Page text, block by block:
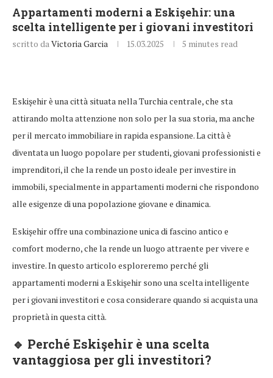
Appartamenti moderni a Eskişehir: una
scelta intelligente per i giovani investitori
scritto daVictoria Garcia 15.03.2025 5 minutes read
Eskişehir è una città situata nella Turchia centrale, che sta
attirando molta attenzione non solo per la sua storia, ma anche
per il mercato immobiliare in rapida espansione. La città è
diventata un luogo popolare per studenti, giovani professionisti e
imprenditori, il che la rende un posto ideale per investire in
immobili, specialmente in appartamenti moderni che rispondono
alle esigenze di una popolazione giovane e dinamica.
Eskişehir offre una combinazione unica di fascino antico e
comfort moderno, che la rende un luogo attraente per vivere e
investire. In questo articolo esploreremo perché gli
appartamenti moderni a Eskişehir sono una scelta intelligente
per i giovani investitori e cosa considerare quando si acquista una
proprietà in questa città.
🔹 Perché Eskişehir è una scelta
vantaggiosa per gli investitori?